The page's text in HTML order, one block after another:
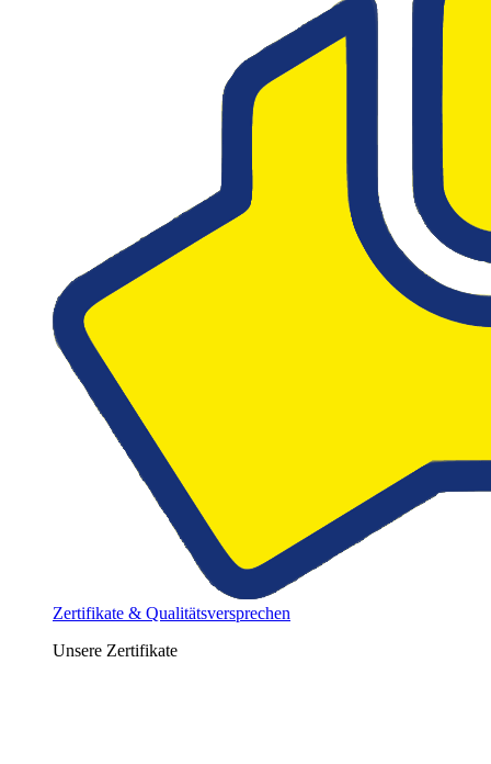
Zertifikate & Qualitätsversprechen
Unsere Zertifikate